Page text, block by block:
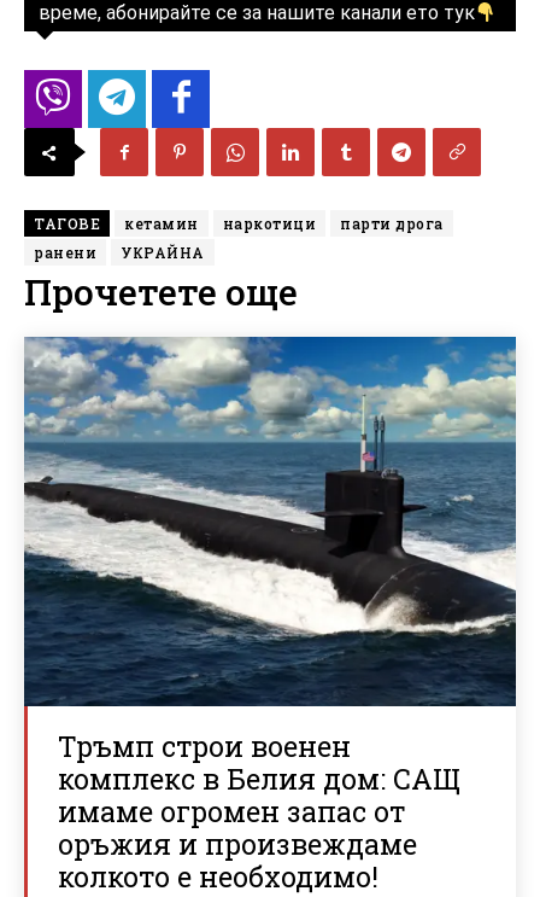
време, абонирайте се за нашите канали ето тук
ТАГОВЕ кетамин наркотици
парти дрога
ранени
УКРАЙНА
Прочетете още
Тръмп строи военен
комплекс в Белия дом: САЩ
имаме огромен запас от
оръжия и произвеждаме
колкото е необходимо!